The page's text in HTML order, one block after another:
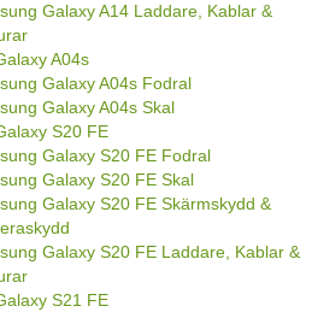
Galaxy A14 Laddare, Kablar &
A04s
Galaxy A04s Fodral
Galaxy A04s Skal
S20 FE
Galaxy S20 FE Fodral
Galaxy S20 FE Skal
Galaxy S20 FE Skärmskydd &
Galaxy S20 FE Laddare, Kablar &
S21 FE